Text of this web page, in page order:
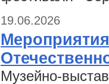
19.06.2026
Музейно-